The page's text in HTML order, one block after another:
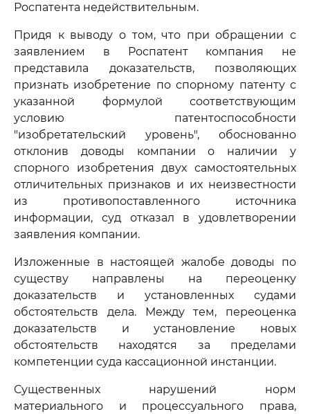
Роспатента недействительным.
Придя к выводу о том, что при обращении с
заявлением в Роспатент компания не
представила доказательств, позволяющих
признать изобретение по спорному патенту с
указанной формулой соответствующим
условию патентоспособности
"изобретательский уровень", обоснованно
отклонив доводы компании о наличии у
спорного изобретения двух самостоятельных
отличительных признаков и их неизвестности
из противопоставленного источника
информации, суд отказал в удовлетворении
заявления компании.
Изложенные в настоящей жалобе доводы по
существу направлены на переоценку
доказательств и установленных судами
обстоятельств дела. Между тем, переоценка
доказательств и установление новых
обстоятельств находятся за пределами
компетенции суда кассационной инстанции.
Существенных нарушений норм
материального и процессуального права,